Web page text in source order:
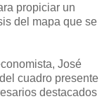
propiciar un
del mapa que se
José
cuadro presente
destacados